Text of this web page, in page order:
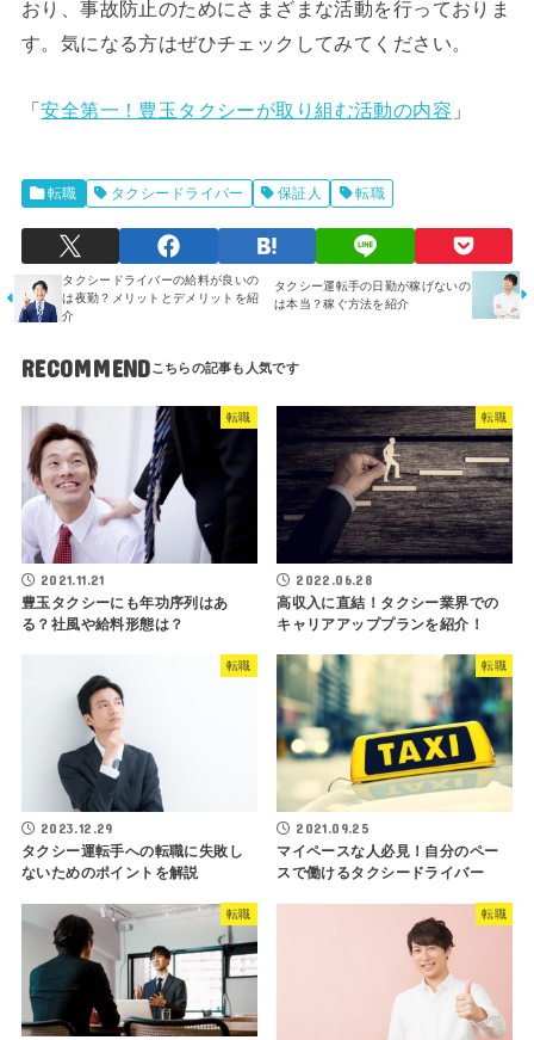
おり、事故防止のためにさまざまな活動を行っておりま
す。気になる方はぜひチェックしてみてください。
「安全第一！豊玉タクシーが取り組む活動の内容 」
転職 タクシードライバー 保証人 転職
タクシードライバーの給料が良いの
は夜勤？メリットとデメリットを紹
介
タクシー運転手の日勤が稼げないの
は本当？稼ぐ方法を紹介
RECOMMEND
転職
2021.11.21
豊玉タクシーにも年功序列はあ
る？社風や給料形態は？
転職
2022.06.28
高収入に直結！タクシー業界での
キャリアアッププランを紹介！
転職
2023.12.29
タクシー運転手への転職に失敗し
ないためのポイントを解説
転職
2021.09.25
マイペースな人必見！自分のペー
スで働けるタクシードライバー
転職 転職